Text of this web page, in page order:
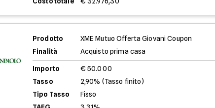
Prodotto
XME Mutuo Offerta Giovani Coupon
Finalità
Acquisto prima casa
Importo
€ 50.000
Tasso
2,90% (Tasso finito)
Tipo Tasso
Fisso